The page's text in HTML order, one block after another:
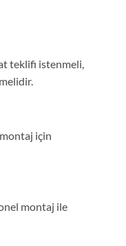
teklifi istenmeli,
için
montaj ile